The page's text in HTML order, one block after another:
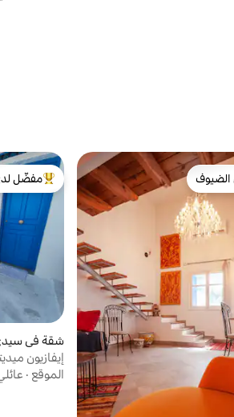
المفضّلة لدى الضيوف من أبرز
مفضّل
شقة في
إيفازيون
بو سعيد
الموقع ·